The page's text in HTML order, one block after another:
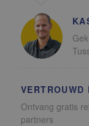
VERTROUWD
Ontvang gratis
partners